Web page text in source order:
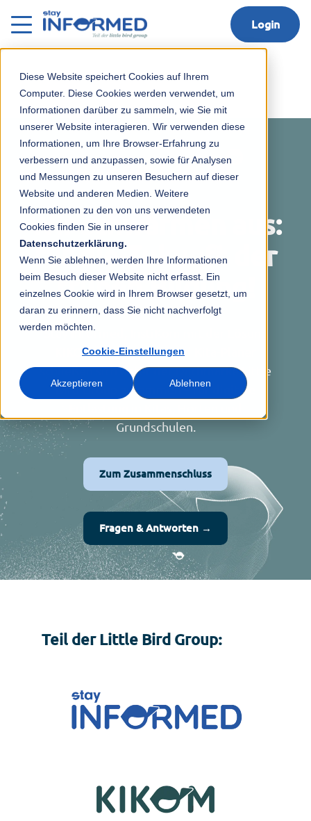
Diese Website speichert Cookies auf Ihrem
Computer. Diese Cookies werden verwendet, um
Informationen darüber zu sammeln, wie Sie mit
unserer Website interagieren. Wir verwenden diese
Informationen, um Ihre Browser-Erfahrung zu
verbessern und anzupassen, sowie für Analysen
und Messungen zu unseren Besuchern auf dieser
Website und anderen Medien. Weitere
Informationen zu den von uns verwendeten
Cookies finden Sie in unserer
Datenschutzerklärung.
Wenn Sie ablehnen, werden Ihre Informationen
beim Besuch dieser Website nicht erfasst. Ein
einzelnes Cookie wird in Ihrem Browser gesetzt, um
daran zu erinnern, dass Sie nicht nachverfolgt
werden möchten.
Cookie-Einstellungen
Akzeptieren Ablehnen
Login
Wir schwärmen aus:
für die Zukunft der
frühen Bildung!
Stay Informed, InstiKom mit der Lösung
KIKOM, LITTLE BIRD und Kita-Planer
schließen sich unter der Dachmarke Little
Bird Group zusammen – für digitale
Grundschulen.
Zum Zusammenschluss
Fragen & Antworten →
Teil der Little Bird Group: